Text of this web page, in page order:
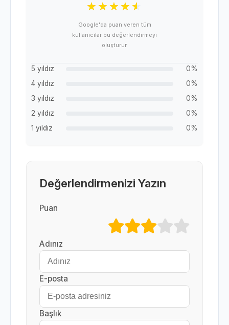
Google'da puan veren tüm
kullanıcılar bu değerlendirmeyi
oluşturur.
5 yıldız
0%
4 yıldız
0%
3 yıldız
0%
2 yıldız
0%
1 yıldız
0%
Değerlendirmenizi Yazın
Puan
Adınız
E-posta
Başlık